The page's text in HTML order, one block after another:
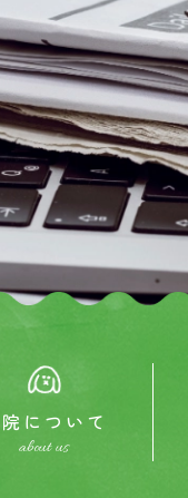
について
about us